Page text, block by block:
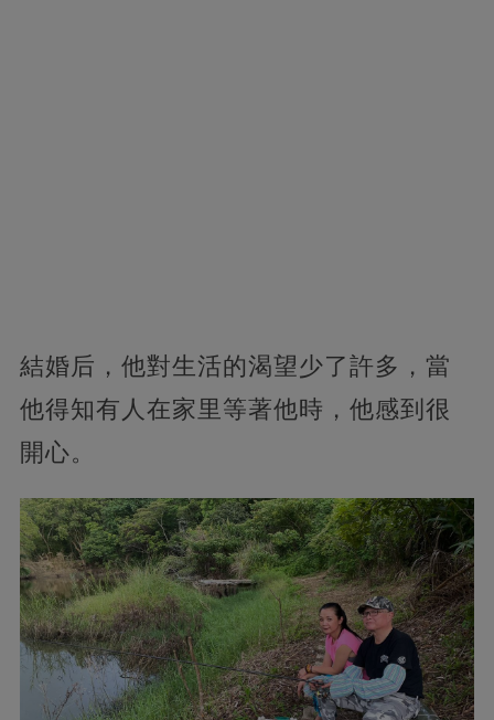
結婚后，他對生活的渴望少了許多，當
他得知有人在家里等著他時，他感到很
開心。